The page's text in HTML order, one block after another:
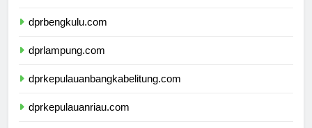
dprbengkulu.com
dprlampung.com
dprkepulauanbangkabelitung.com
dprkepulauanriau.com